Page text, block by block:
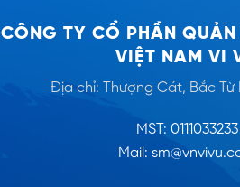
CÔNG TY CỔ PHẦN QUẢN
VIỆT NAM VI
Địa chỉ: Thượng Cát, Bắc Từ
MST: 0111033233
Mail: